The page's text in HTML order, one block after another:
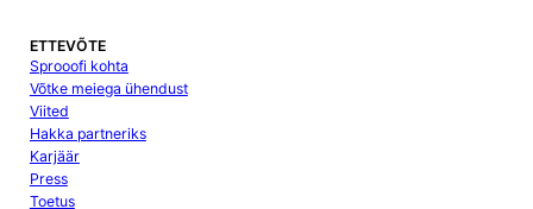
ETTEVÕTE
Sprooofi kohta
Võtke meiega ühendust
Viited
Hakka partneriks
Karjäär
Press
Toetus